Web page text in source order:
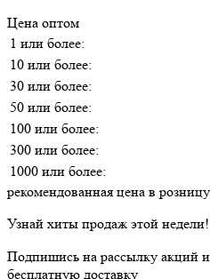
Цена оптом
1 или более:
10 или более:
30 или более:
50 или более:
100 или более:
300 или более:
1000 или более:
рекомендованная цена в розницу
Узнай хиты продаж этой недели!
Подпишись на рассылку акций
бесплатную доставку